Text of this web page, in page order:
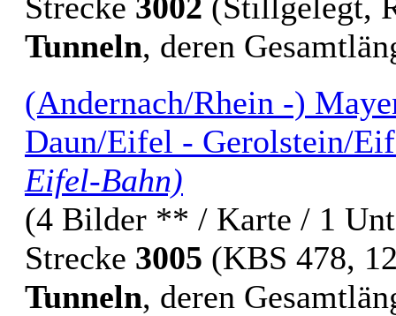
Tunneln, deren
(Andernach/Rhein -)
Daun/Eifel - Gerolstein/
Eifel-Bahn)
(4 Bilder ** / Karte / 1
Strecke 3005 (KBS 478,
Tunneln, deren